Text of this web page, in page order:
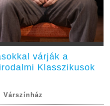
várják a
Klasszikusok
Várszínház